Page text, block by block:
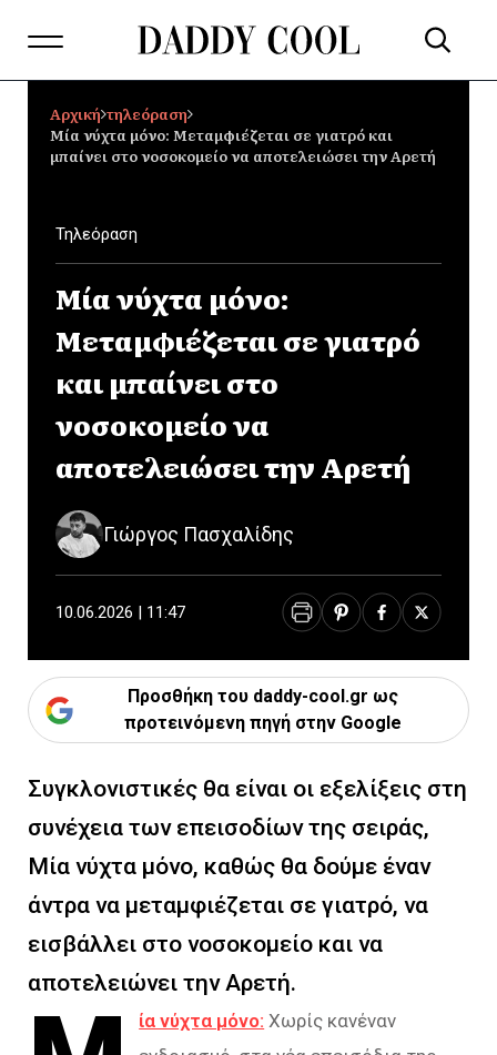
Αρχική τηλεόραση
Μία νύχτα μόνο: Μεταμφιέζεται σε γιατρό και
μπαίνει στο νοσοκομείο να αποτελειώσει την Αρετή
Τηλεόραση
Μία νύχτα μόνο:
Μεταμφιέζεται σε γιατρό
και μπαίνει στο
νοσοκομείο να
αποτελειώσει την Αρετή
Γιώργος Πασχαλίδης
10.06.2026 | 11:47
Προσθήκη του daddy-cool.gr ως
προτεινόμενη πηγή στην Google
Συγκλονιστικές θα είναι οι εξελίξεις στη
συνέχεια των επεισοδίων της σειράς,
Μία νύχτα μόνο, καθώς θα δούμε έναν
άντρα να μεταμφιέζεται σε γιατρό, να
εισβάλλει στο νοσοκομείο και να
αποτελειώνει την Αρετή.
ία νύχτα μόνο: Χωρίς κανέναν